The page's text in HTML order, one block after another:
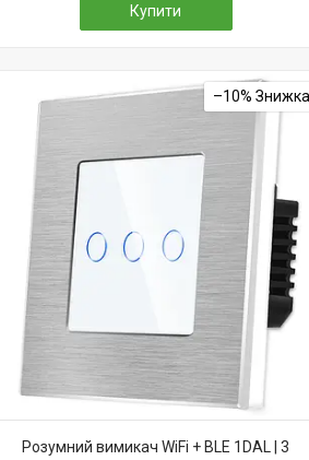
Купити
–10%
Розумний вимикач WiFi + BLE 1DAL | 3